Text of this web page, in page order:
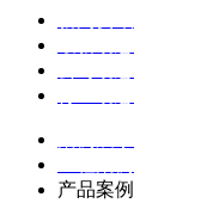
产品案例